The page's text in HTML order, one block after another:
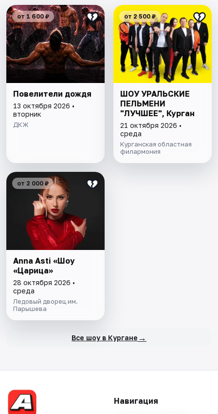
от 1 600 ₽
Повелители дождя
13 октября 2026 •
вторник
ДКЖ
от 2 500 ₽
ШОУ УРАЛЬСКИЕ
ПЕЛЬМЕНИ
"ЛУЧШЕЕ", Курган
21 октября 2026 •
среда
Курганская областная
филармония
от 2 000 ₽
Anna Asti «Шоу
«Царица»
28 октября 2026 •
среда
Ледовый дворец им.
Парышева
Все шоу в Кургане →
Навигация